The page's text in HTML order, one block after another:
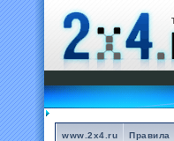
www.2x4.ru Правила